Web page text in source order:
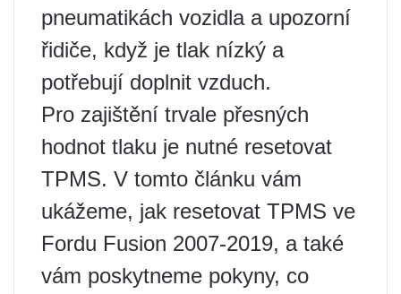
pneumatikách vozidla a upozorní
řidiče, když je tlak nízký a
potřebují doplnit vzduch.
Pro zajištění trvale přesných
hodnot tlaku je nutné resetovat
TPMS. V tomto článku vám
ukážeme, jak resetovat TPMS ve
Fordu Fusion 2007-2019, a také
vám poskytneme pokyny, co